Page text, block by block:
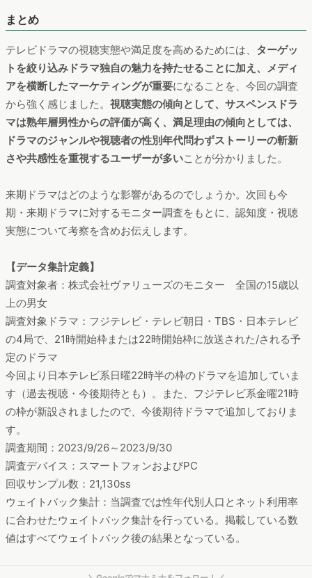
定数存在することが想定されます。
3位は講談社のコミックや週刊誌で2019年から連作していた漫
画が原作の「パリピ孔明」、4位は2019年に発売された書籍が
原作の「下剋上球児」 と、漫画や書籍を原作としたドラマの期
待値が高まっていることが分かります。
まとめ
テレビドラマの視聴実態や満足度を高めるためには、ターゲッ
トを絞り込みドラマ独自の魅力を持たせることに加え、メディ
アを横断したマーケティングが重要になることを、今回の調査
マは熟年層男性からの評価が高く、満足理由の傾向としては、
ドラマのジャンルや視聴者の性別年代問わずストーリーの斬新
さや共感性を重視するユーザーが多い
来期ドラマはどのような影響があるのでしょうか。次回も今
期・来期ドラマに対するモニター調査をもとに、認知度・視聴
実態について考察を含めお伝えします。
【データ集計定義】
調査対象者：株式会社ヴァリューズのモニター 全国の15歳以
上の男女
調査対象ドラマ：フジテレビ・テレビ朝日・TBS・日本テレビ
の4局で、21時開始枠または22時開始枠に放送された/される予
定のドラマ
今回より日本テレビ系日曜22時半の枠のドラマを追加していま
す（過去視聴・今後期待とも）。また、フジテレビ系金曜21時
す。